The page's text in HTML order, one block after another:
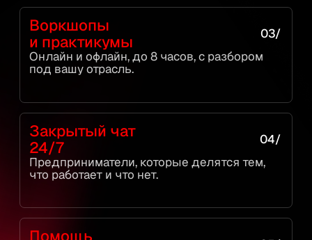
КАК ВСТУПИТЬ ПЯТЬ
ШАГОВ
01
ЗАЯВКА
Заполнить форму